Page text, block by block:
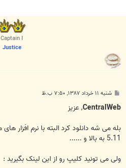
Captain I
Justice
ت
شنبه ۱۱ خرداد ۱۳۸۷, ۷:۵۰ ب.ظ
CentralWeb, عزیز
5.11 به بالا و ......
ولی می تونید کلیپ رو از این لینک بگیرید :